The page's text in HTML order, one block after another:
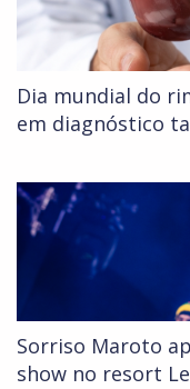
Dia mundial do
em diagnóstico
Sorriso Maroto
show no resort